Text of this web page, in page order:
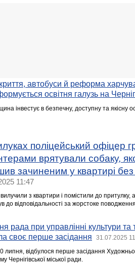
автобуси й реформа
освітня галузь на
інвестує в безпечну, доступну та якісну
поліцейський офіцер
врятували собаку,
зачиненим у квартирі
11:47
з квартири і помістили до притулку,
до відповідальності за жорстоке
рада при управлінні культури та
своє перше засідання
31.07.2025
липня, відбулося перше засідання
Чернігівської міської ради.